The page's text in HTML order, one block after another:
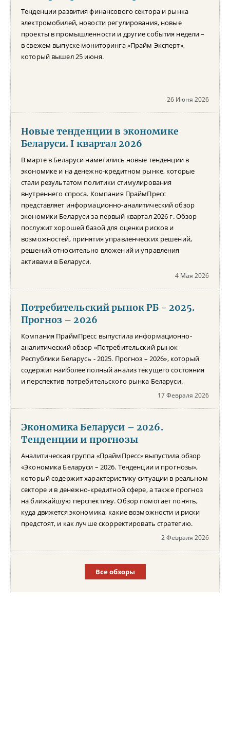
Тенденции развития финансового сектора и рынка
электромобилей, новости регулирования, новые
проекты в промышленности и другие события недели –
в свежем выпуске мониторинга «Прайм Эксперт»,
который вышел 25 июня.
26 Июня 2026
Новые тенденции в экономике
Беларуси. I квартал 2026
В марте в Беларуси наметились новые тенденции в
экономике и на денежно-кредитном рынке, которые
стали результатом политики стимулирования
внутреннего спроса. Компания ПраймПресс
представляет информационно-аналитический обзор
экономики Беларуси за первый квартал 2026 г. Обзор
послужит хорошей базой для оценки рисков и
возможностей, принятия управленческих решений,
решений относительно вложений и управления
активами в Беларуси.
4 Мая 2026
Потребительский рынок РБ - 2025.
Прогноз – 2026
Компания ПраймПресс выпустила информационно-
аналитический обзор «Потребительский рынок
Республики Беларусь - 2025. Прогноз – 2026», который
содержит наиболее полный анализ текущего состояния
и перспектив потребительского рынка Беларуси.
17 Февраля 2026
Экономика Беларуси – 2026.
Тенденции и прогнозы
Аналитическая группа «ПраймПресс» выпустила обзор
«Экономика Беларуси – 2026. Тенденции и прогнозы»,
который содержит характеристику ситуации в реальном
секторе и в денежно-кредитной сфере, а также прогноз
на ближайшую перспективу. Обзор помогает понять,
куда движется экономика, какие возможности и риски
предстоят, и как лучше скорректировать стратегию.
2 Февраля 2026
Все обзоры